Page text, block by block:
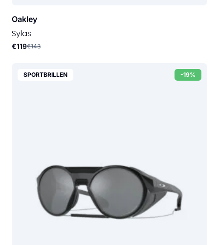
Oakley
Sylas
€119€143
-19%
SPORTBRILLEN